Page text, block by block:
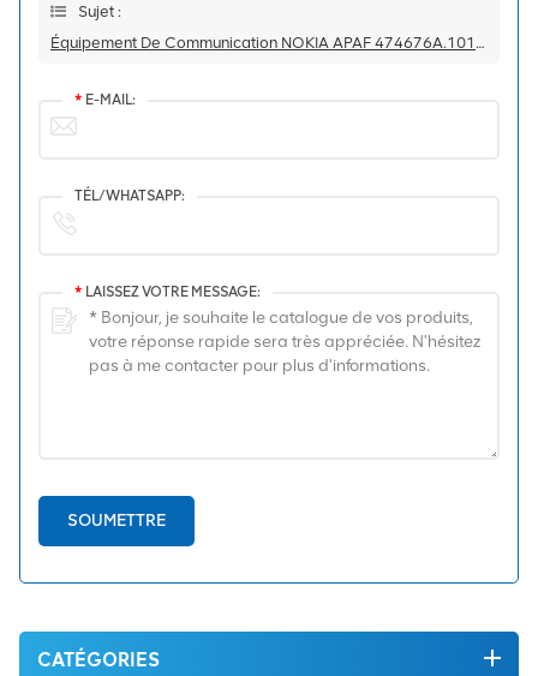
Sujet :
Équipement De Communication NOKIA APAF 474676A.101 RRU
* E-MAIL:
TÉL/WHATSAPP:
* LAISSEZ VOTRE MESSAGE:
SOUMETTRE
CATÉGORIES